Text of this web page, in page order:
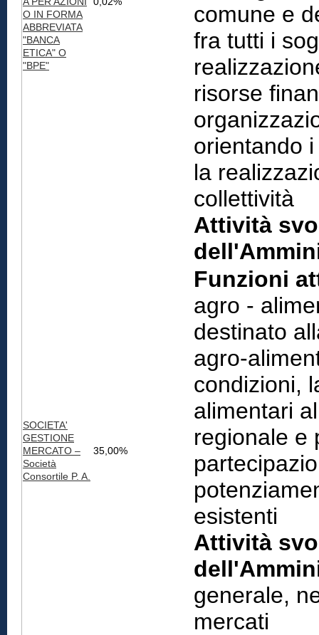
O IN FORMA
ABBREVIATA
"BANCA
ETICA" O
"BPE"
comune e
fra tutti i
risorse
orientando
la
collettività
Attività
SOCIETA'
GESTIONE
MERCATO –
Società
Consortile P. A.
35,00%
Funzioni
agro -
destinato
agro-
condizioni,
alimentari
regionale e
esistenti
Attività
generale,
mercati